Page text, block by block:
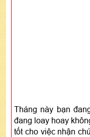
Tháng này bạn
đang loay hoay
tốt cho việc nhận